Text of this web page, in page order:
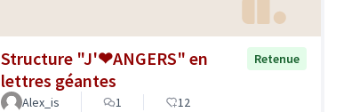
Structure "J'❤ANGERS" en
lettres géantes
Retenue
Alex_is 1 12